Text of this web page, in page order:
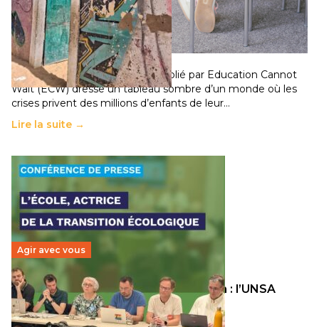
258 millions d’enfants victimes de la guerre, des
chocs climatiques et des déplacements de
population
11 juillet 2026- National
Un nouveau rapport mondial publié par Education Cannot
Wait (ECW) dresse un tableau sombre d’un monde où les
crises privent des millions d’enfants de leur…
Lire la suite →
Agir avec vous
Transition écologique de l’éducation : l’UNSA
Éducation fait bouger les lignes
30 juin 2026-National